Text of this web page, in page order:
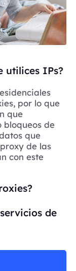
utilices IPs?
por lo que
que
bloqueos de
que
de las
con este
de